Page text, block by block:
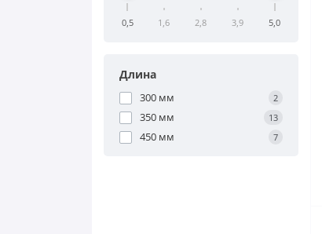
0,5 1,6 2,8 3,9 5,0
Длина
300 мм 2
350 мм 13
450 мм 7